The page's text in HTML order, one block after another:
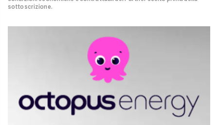
sottoscrizione.